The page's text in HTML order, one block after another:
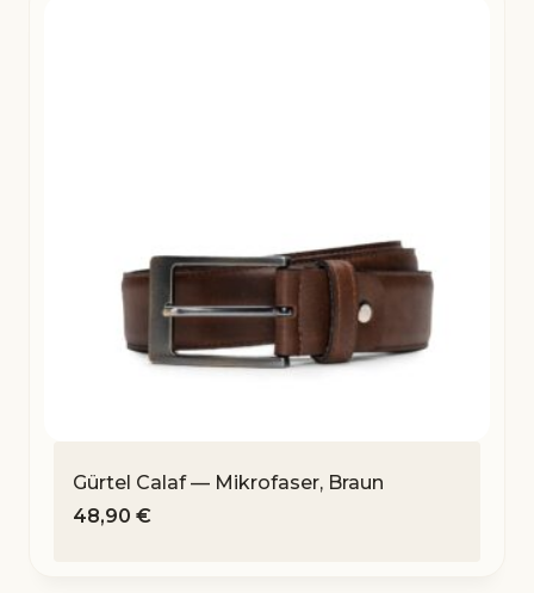
Gürtel Calaf — Mikrofaser, Braun
48,90 €